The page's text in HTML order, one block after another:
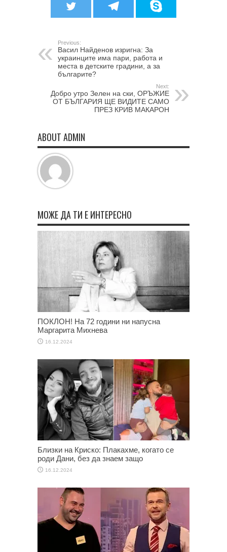
Previous:
Васил Найденов изригна: За
украинците има пари, работа и
места в детските градини, а за
българите?
Next:
Добро утро Зелен на ски, ОРЪЖИЕ
ОТ БЪЛГАРИЯ ЩЕ ВИДИТЕ САМО
ПРЕЗ КРИВ МАКАРОН
ABOUT ADMIN
МОЖЕ ДА ТИ Е ИНТЕРЕСНО
ПОКЛОН! На 72 години ни напусна
Маргарита Михнева
16.12.2024
Близки на Криско: Плакахме, когато се
роди Дани, без да знаем защо
16.12.2024